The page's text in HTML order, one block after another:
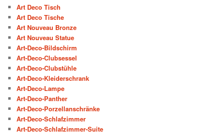
Art Deco Tisch
Art Deco Tische
Art Nouveau Bronze
Art Nouveau Statue
Art-Deco-Bildschirm
Art-Deco-Clubsessel
Art-Deco-Clubstühle
Art-Deco-Kleiderschrank
Art-Deco-Lampe
Art-Deco-Panther
Art-Deco-Porzellanschränke
Art-Deco-Schlafzimmer
Art-Deco-Schlafzimmer-Suite